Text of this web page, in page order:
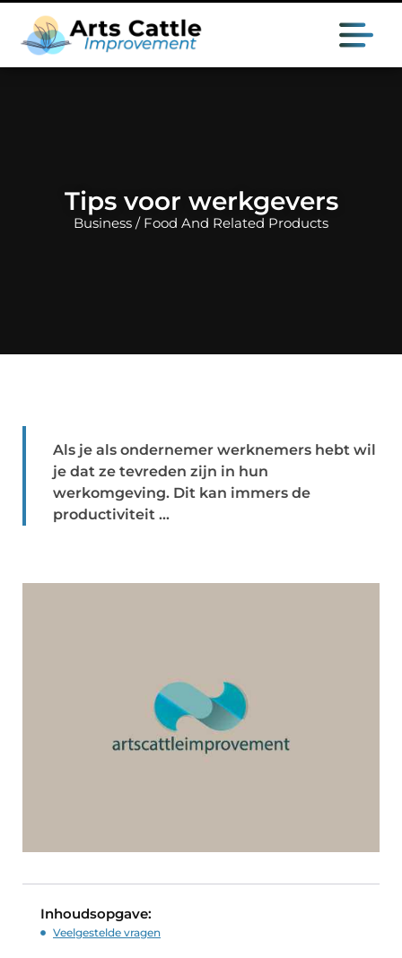
Tips voor werkgevers
Business / Food And Related Products
Als je als ondernemer werknemers hebt wil
je dat ze tevreden zijn in hun
werkomgeving. Dit kan immers de
productiviteit ...
Inhoudsopgave:
Veelgestelde vragen